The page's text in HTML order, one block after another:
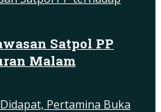
Satpol PP
Malam